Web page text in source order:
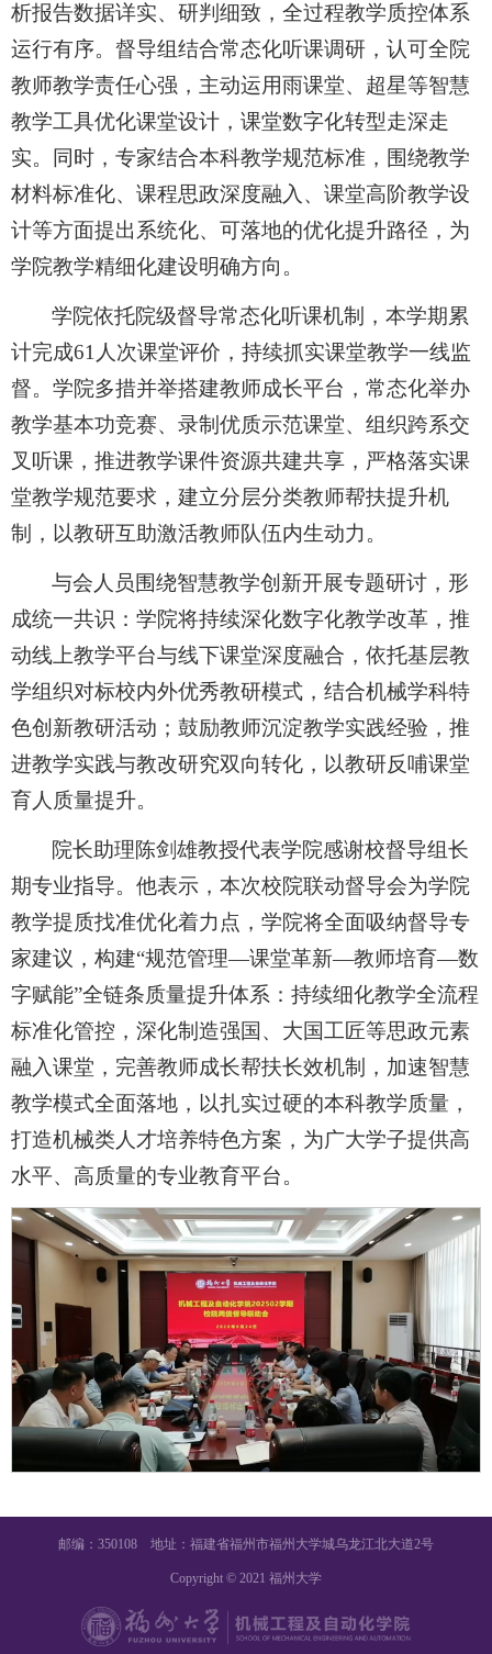
析报告数据详实、研判细致，全过程教学质控体系
运行有序。督导组结合常态化听课调研，认可全院
教师教学责任心强，主动运用雨课堂、超星等智慧
教学工具优化课堂设计，课堂数字化转型走深走
实。同时，专家结合本科教学规范标准，围绕教学
材料标准化、课程思政深度融入、课堂高阶教学设
计等方面提出系统化、可落地的优化提升路径，为
学院教学精细化建设明确方向。
学院依托院级督导常态化听课机制，本学期累
计完成61人次课堂评价，持续抓实课堂教学一线监
督。学院多措并举搭建教师成长平台，常态化举办
教学基本功竞赛、录制优质示范课堂、组织跨系交
叉听课，推进教学课件资源共建共享，严格落实课
堂教学规范要求，建立分层分类教师帮扶提升机
制，以教研互助激活教师队伍内生动力。
与会人员围绕智慧教学创新开展专题研讨，形
成统一共识：学院将持续深化数字化教学改革，推
动线上教学平台与线下课堂深度融合，依托基层教
学组织对标校内外优秀教研模式，结合机械学科特
色创新教研活动；鼓励教师沉淀教学实践经验，推
进教学实践与教改研究双向转化，以教研反哺课堂
育人质量提升。
院长助理陈剑雄教授代表学院感谢校督导组长
期专业指导。他表示，本次校院联动督导会为学院
教学提质找准优化着力点，学院将全面吸纳督导专
家建议，构建“规范管理—课堂革新—教师培育—数
字赋能”全链条质量提升体系：持续细化教学全流程
标准化管控，深化制造强国、大国工匠等思政元素
融入课堂，完善教师成长帮扶长效机制，加速智慧
教学模式全面落地，以扎实过硬的本科教学质量，
打造机械类人才培养特色方案，为广大学子提供高
水平、高质量的专业教育平台。
邮编：350108 地址：福建省福州市福州大学城乌龙江北大道2号
Copyright © 2021 福州大学